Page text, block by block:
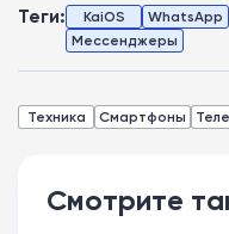
Теги: KaiOS WhatsApp
Мессенджеры
Техника Смартфоны
Смотрите